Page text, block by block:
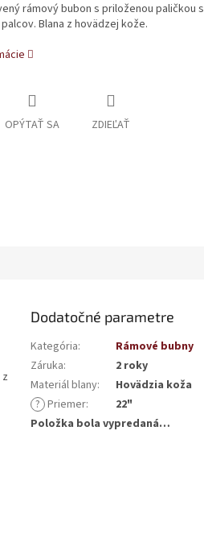
rámový bubon s priloženou paličkou s
Blana z hovädzej kože.
OPÝTAŤ SA ZDIEĽAŤ
Dodatočné parametre
Kategória:
Rámové bubny
Záruka:
2 roky
Materiál blany:
Hovädzia koža
? Priemer:
22"
Položka bola vypredaná…